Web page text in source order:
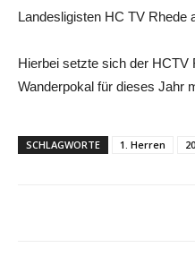
Landesligisten HC TV Rhede
Hierbei setzte sich der HCTV
Wanderpokal für dieses Jahr
SCHLAGWORTE 1. Herren